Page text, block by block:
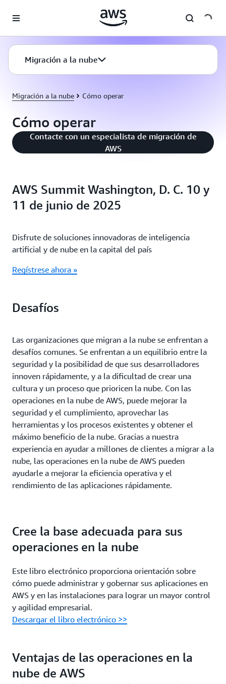
Migración a la nube
Migración a la nube Cómo operar
Cómo operar
Contacte con un especialista de migración de
AWS
AWS Summit Washington, D. C. 10 y
11 de junio de 2025
Disfrute de soluciones innovadoras de inteligencia
artificial y de nube en la capital del país
Regístrese ahora »
Desafíos
Las organizaciones que migran a la nube se enfrentan a
desafíos comunes. Se enfrentan a un equilibrio entre la
seguridad y la posibilidad de que sus desarrolladores
innoven rápidamente, y a la dificultad de crear una
cultura y un proceso que prioricen la nube. Con las
operaciones en la nube de AWS, puede mejorar la
seguridad y el cumplimiento, aprovechar las
herramientas y los procesos existentes y obtener el
máximo beneficio de la nube. Gracias a nuestra
experiencia en ayudar a millones de clientes a migrar a la
nube, las operaciones en la nube de AWS pueden
ayudarle a mejorar la eficiencia operativa y el
rendimiento de las aplicaciones rápidamente.
Cree la base adecuada para sus
operaciones en la nube
Este libro electrónico proporciona orientación sobre
cómo puede administrar y gobernar sus aplicaciones en
AWS y en las instalaciones para lograr un mayor control
y agilidad empresarial.
Descargar el libro electrónico >>
Ventajas de las operaciones en la
nube de AWS